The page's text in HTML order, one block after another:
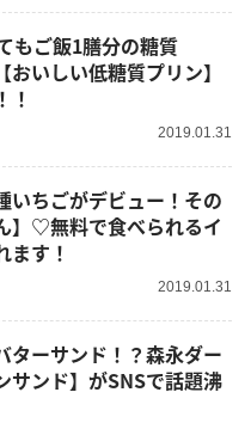
もご飯1膳分の糖質
いしい低糖質プリン】
！
2019.01.31
いちごがデビュー！その
】♡無料で食べられるイ
ます！
2019.01.31
ターサンド！？森永ダー
サンド】がSNSで話題沸